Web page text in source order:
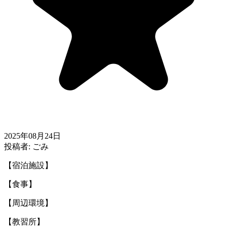
2025年08月24日
投稿者: ごみ
【宿泊施設】
【食事】
【周辺環境】
【教習所】